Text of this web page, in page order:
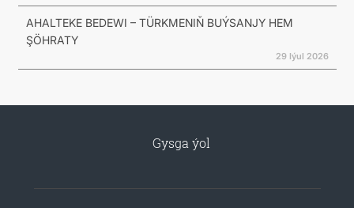
AHALTEKE BEDEWI – TÜRKMENIŇ BUÝSANJY HEM
ŞÖHRATY
29 Iýul 2026
Gysga ýol